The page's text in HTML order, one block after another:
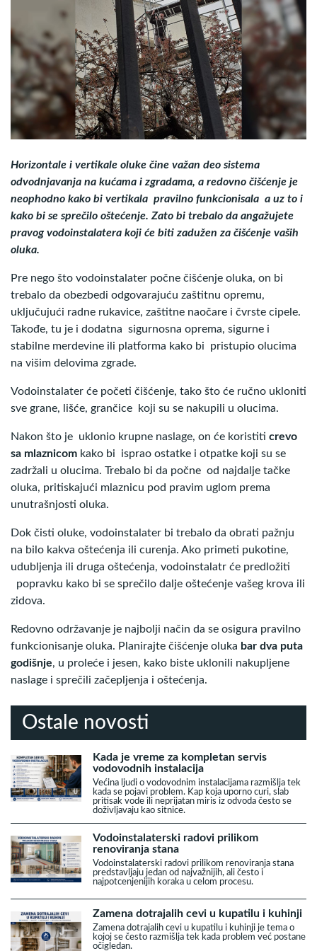
Horizontale i vertikale oluke čine važan deo sistema
odvodnjavanja na kućama i zgradama, a redovno čišćenje je
neophodno kako bi vertikala pravilno funkcionisala a uz to i
kako bi se sprečilo oštećenje. Zato bi trebalo da angažujete
pravog vodoinstalatera koji će biti zadužen za čišćenje vaših
oluka.
Pre nego što vodoinstalater počne čišćenje oluka, on bi
trebalo da obezbedi odgovarajuću zaštitnu opremu,
uključujući radne rukavice, zaštitne naočare i čvrste cipele.
Takođe, tu je i dodatna sigurnosna oprema, sigurne i
stabilne merdevine ili platforma kako bi pristupio olucima
na višim delovima zgrade.
Vodoinstalater će početi čišćenje, tako što će ručno ukloniti
sve grane, lišće, grančice koji su se nakupili u olucima.
Nakon što je uklonio krupne naslage, on će koristiti crevo
sa mlaznicom kako bi isprao ostatke i otpatke koji su se
zadržali u olucima. Trebalo bi da počne od najdalje tačke
oluka, pritiskajući mlaznicu pod pravim uglom prema
unutrašnjosti oluka.
Dok čisti oluke, vodoinstalater bi trebalo da obrati pažnju
na bilo kakva oštećenja ili curenja. Ako primeti pukotine,
udubljenja ili druga oštećenja, vodoinstalatr će predložiti
popravku kako bi se sprečilo dalje oštećenje vašeg krova ili
zidova.
Redovno održavanje je najbolji način da se osigura pravilno
funkcionisanje oluka. Planirajte čišćenje oluka bar dva puta
godišnje, u proleće i jesen, kako biste uklonili nakupljene
naslage i sprečili začepljenja i oštećenja.
Ostale novosti
Kada je vreme za kompletan servis
vodovodnih instalacija
Većina ljudi o vodovodnim instalacijama razmišlja tek
kada se pojavi problem. Kap koja uporno curi, slab
pritisak vode ili neprijatan miris iz odvoda često se
doživljavaju kao sitnice.
Vodoinstalaterski radovi prilikom
renoviranja stana
Vodoinstalaterski radovi prilikom renoviranja stana
predstavljaju jedan od najvažnijih, ali često i
najpotcenjenijih koraka u celom procesu.
Zamena dotrajalih cevi u kupatilu i kuhinji
Zamena dotrajalih cevi u kupatilu i kuhinji je tema o
kojoj se često razmišlja tek kada problem već postane
očigledan.